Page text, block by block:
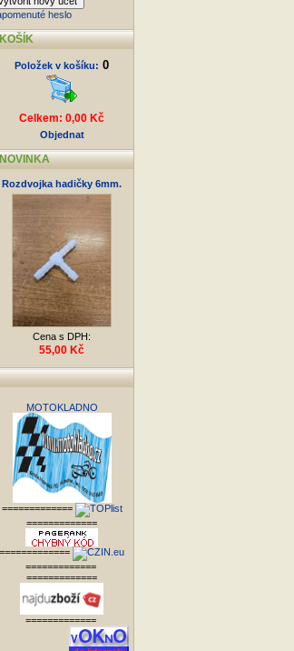
heslo
KOŠÍK
Položek v košíku: 0
Celkem: 0,00 Kč
Objednat
NOVINKA
Rozdvojka hadičky 6mm.
Cena s DPH:
55,00 Kč
MOTOKLADNO
=============
=============
=============
=============
=============
=============